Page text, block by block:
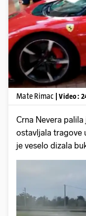
Mate Rimac | Video:
Crna Nevera
ostavljala tragove
je veselo dizala